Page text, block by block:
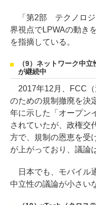
「第2部 テクノロジ
界視点でLPWAの動き
を指摘している。
（9）ネットワーク中
が継続中
2017年12月、FCC（
のための規制撤廃を決
年に示した「オープン
されていたが、政権交
方で、規制の恩恵を受
が上がっており、議論
日本でも、モバイル
中立性の議論が小さい